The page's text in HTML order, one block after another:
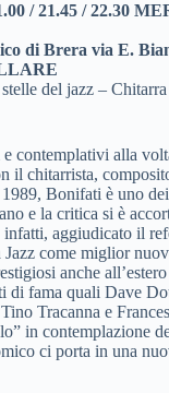
/ 21.45 / 22.30
di Brera via E.
del jazz – Chitarra
contemplativi alla
il chitarrista,
Bonifati è uno
e la critica si è
aggiudicato il
come miglior
anche
di fama quali Dave
Tracanna e
in contemplazione
ci porta in una